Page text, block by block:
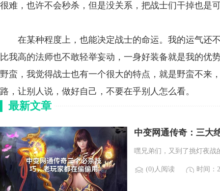
很难，也许不会秒杀，但是没关系，把战士们干掉也是
在某种程度上，也能决定战士的命运。我的运气还
比我高的法师也不敢轻举妄动，一身好装备就是我的优
野蛮，我觉得战士也有一个很大的特点，就是野蛮不来
路，让别人说，做好自己，不要在乎别人怎么看。
最新文章
中变网通传奇：三大
嘿兄弟们，又到了挑灯夜战
(0)人阅读 时间：